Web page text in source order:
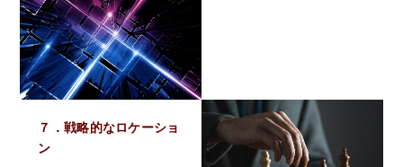
７．戦略的なロケーショ
ン